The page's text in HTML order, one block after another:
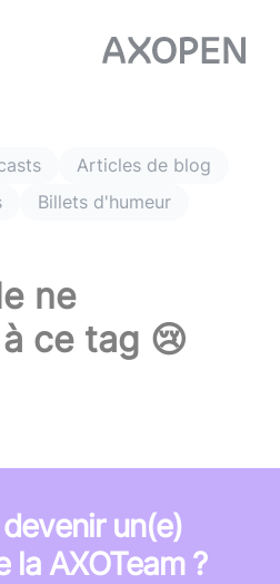
Articles de blog
Billets d'humeur
ne
ce tag 😢
un(e)
la AXOTeam ?